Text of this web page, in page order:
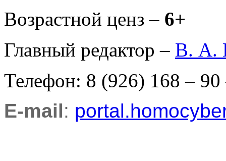
Возрастной ценз – 6+
Главный редактор – В. А.
Телефон: 8 (926) 168 – 90
E-mail: